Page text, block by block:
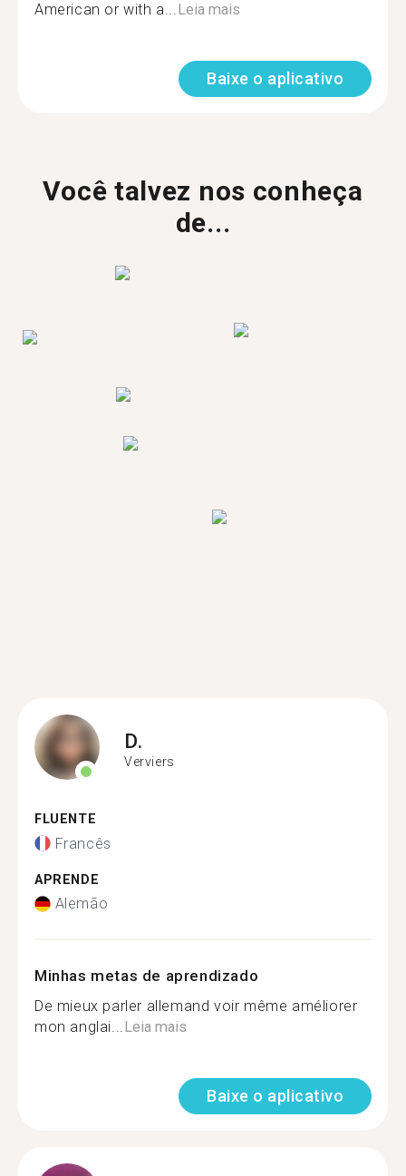
American or with a...Leia mais
Baixe o aplicativo
Você talvez nos conheça
de...
D.
Verviers
FLUENTE
Francês
APRENDE
Alemão
Minhas metas de aprendizado
De mieux parler allemand voir même améliorer
mon anglai...Leia mais
Baixe o aplicativo